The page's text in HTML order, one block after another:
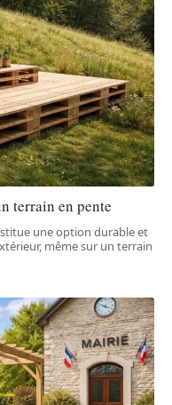
terrain en pente
une option durable et
même sur un terrain